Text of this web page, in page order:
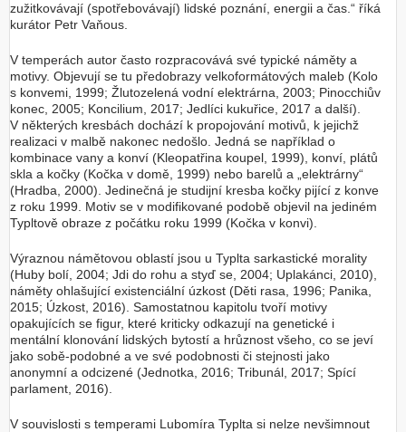
zužitkovávají (spotřebovávají) lidské poznání, energii a čas.“ říká
kurátor Petr Vaňous.
V temperách autor často rozpracovává své typické náměty a
motivy. Objevují se tu předobrazy velkoformátových maleb (Kolo
s konvemi, 1999; Žlutozelená vodní elektrárna, 2003; Pinocchiův
konec, 2005; Koncilium, 2017; Jedlíci kukuřice, 2017 a další).
V některých kresbách dochází k propojování motivů, k jejichž
realizaci v malbě nakonec nedošlo. Jedná se například o
kombinace vany a konví (Kleopatřina koupel, 1999), konví, plátů
skla a kočky (Kočka v domě, 1999) nebo barelů a „elektrárny“
(Hradba, 2000). Jedinečná je studijní kresba kočky pijící z konve
z roku 1999. Motiv se v modifikované podobě objevil na jediném
Typltově obraze z počátku roku 1999 (Kočka v konvi).
Výraznou námětovou oblastí jsou u Typlta sarkastické morality
(Huby bolí, 2004; Jdi do rohu a styď se, 2004; Uplakánci, 2010),
náměty ohlašující existenciální úzkost (Děti rasa, 1996; Panika,
2015; Úzkost, 2016). Samostatnou kapitolu tvoří motivy
opakujících se figur, které kriticky odkazují na genetické i
mentální klonování lidských bytostí a hrůznost všeho, co se jeví
jako sobě-podobné a ve své podobnosti či stejnosti jako
anonymní a odcizené (Jednotka, 2016; Tribunál, 2017; Spící
parlament, 2016).
V souvislosti s temperami Lubomíra Typlta si nelze nevšimnout